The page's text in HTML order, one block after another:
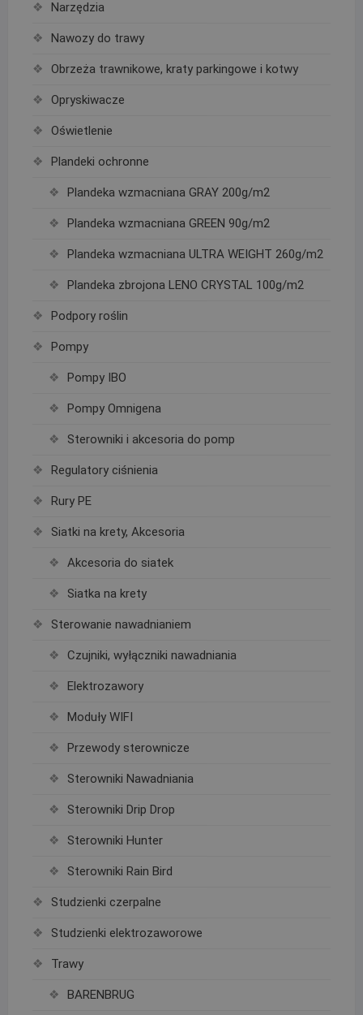
Narzędzia
Nawozy do trawy
Obrzeża trawnikowe, kraty parkingowe i kotwy
Opryskiwacze
Oświetlenie
Plandeki ochronne
Plandeka wzmacniana GRAY 200g/m2
Plandeka wzmacniana GREEN 90g/m2
Plandeka wzmacniana ULTRA WEIGHT 260g/m2
Plandeka zbrojona LENO CRYSTAL 100g/m2
Podpory roślin
Pompy
Pompy IBO
Pompy Omnigena
Sterowniki i akcesoria do pomp
Regulatory ciśnienia
Rury PE
Siatki na krety, Akcesoria
Akcesoria do siatek
Siatka na krety
Sterowanie nawadnianiem
Czujniki, wyłączniki nawadniania
Elektrozawory
Moduły WIFI
Przewody sterownicze
Sterowniki Nawadniania
Sterowniki Drip Drop
Sterowniki Hunter
Sterowniki Rain Bird
Studzienki czerpalne
Studzienki elektrozaworowe
Trawy
BARENBRUG